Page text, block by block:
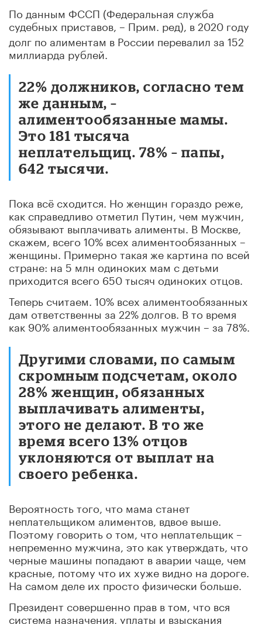
По данным ФССП (Федеральная служба
судебных приставов, –Прим. ред) , в 2020 году
долг по алиментам в России перевалил за 152
миллиарда рублей.
22% должников, согласно тем
же данным, –
алиментообязанные мамы.
Это 181 тысяча
неплательщиц. 78% – папы,
642 тысячи.
Пока всё сходится. Но женщин гораздо реже,
как справедливо отметил Путин, чем мужчин,
обязывают выплачивать алименты. В Москве,
скажем, всего 10% всех алиментообязанных –
женщины. Примерно такая же картина по всей
стране: на 5 млн одиноких мам с детьми
приходится всего 650 тысяч одиноких отцов.
Теперь считаем. 10% всех алиментообязанных
дам ответственны за 22% долгов. В то время
как 90% алиментообязанных мужчин – за 78%.
Другими словами, по самым
скромным подсчетам, около
28% женщин, обязанных
выплачивать алименты,
этого не делают. В то же
время всего 13% отцов
уклоняются от выплат на
своего ребенка.
Вероятность того, что мама станет
неплательщиком алиментов, вдвое выше.
Поэтому говорить о том, что неплательщик –
непременно мужчина, это как утверждать, что
черные машины попадают в аварии чаще, чем
красные, потому что их хуже видно на дороге.
На самом деле их просто физически больше.
Президент совершенно прав в том, что вся
система назначения, уплаты и взыскания